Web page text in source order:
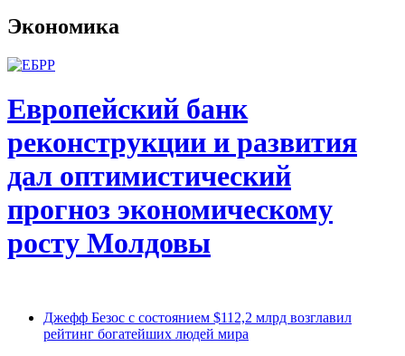
Экономика
Европейский банк
реконструкции и развития
дал оптимистический
прогноз экономическому
росту Молдовы
Джефф Безос с состоянием $112,2 млрд возглавил
рейтинг богатейших людей мира